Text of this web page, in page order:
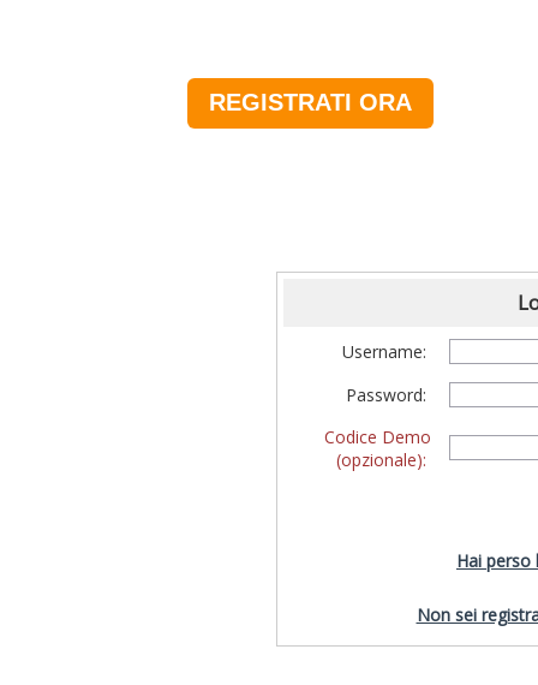
REGISTRATI ORA
Username:
Password:
Codice Demo
(opzionale):
Hai perso
Non sei